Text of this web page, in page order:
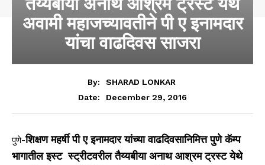
अवामी महाजच्यावतीने पी ए इनामदार
यांचा वाढदिवस साजरा
By:
SHARAD LONKAR
Date:
December 29, 2016
पुणे-शिक्षण महर्षी पी ए इनामदार यांच्या वाढदिवसानिमित्त पुणे कॅम्प
भागातील इस्ट स्ट्रीटवरील तैय्यबीया अनाथ आश्रम ट्रस्ट येथे